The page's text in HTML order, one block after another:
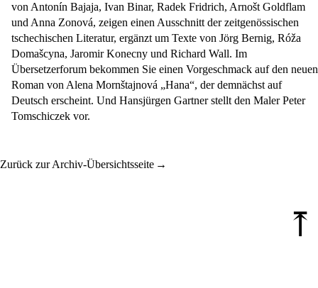
von Antonín Bajaja, Ivan Binar, Radek Fridrich, Arnošt Goldflam
und Anna Zonová, zeigen einen Ausschnitt der zeitgenössischen
tschechischen Literatur, ergänzt um Texte von Jörg Bernig, Róža
Domašcyna, Jaromir Konecny und Richard Wall. Im
Übersetzerforum bekommen Sie einen Vorgeschmack auf den neuen
Roman von Alena Mornštajnová „Hana“, der demnächst auf
Deutsch erscheint. Und Hansjürgen Gartner stellt den Maler Peter
Tomschiczek vor.
Zurück zur Archiv-Übersichtsseite
⤒